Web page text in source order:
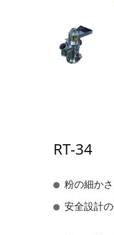
RT-34
粉の細か
安全設計